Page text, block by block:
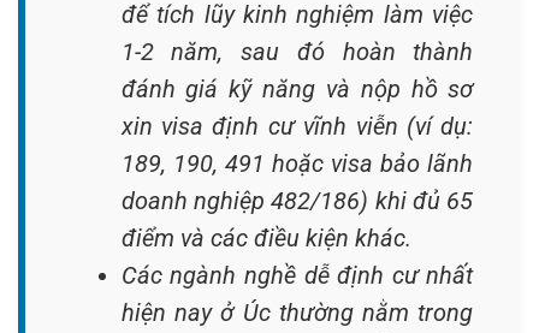
để tích lũy kinh nghiệm làm việc
1-2 năm, sau đó hoàn thành
đánh giá kỹ năng và nộp hồ sơ
xin visa định cư vĩnh viễn (ví dụ:
189, 190, 491 hoặc visa bảo lãnh
doanh nghiệp 482/186) khi đủ 65
điểm và các điều kiện khác.
Các ngành nghề dễ định cư nhất
hiện nay ở Úc thường nằm trong